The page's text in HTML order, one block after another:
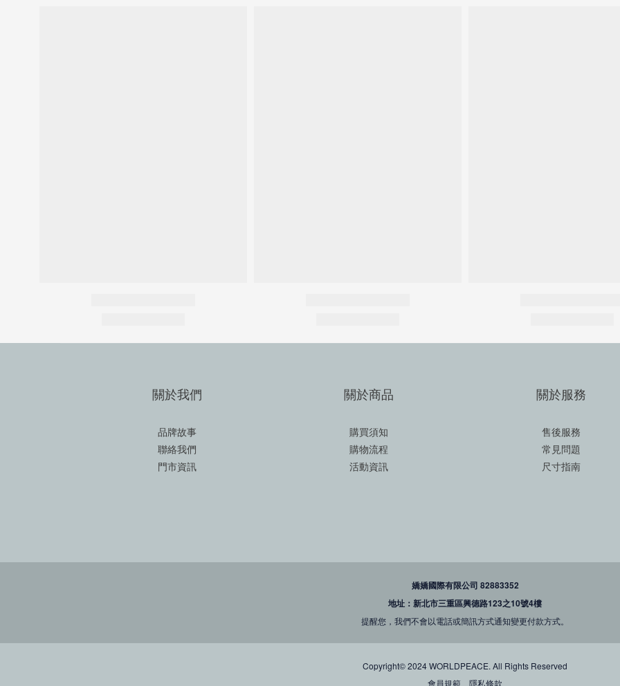
關於我們
品牌故事
聯絡我們
門市資訊
關於商品
購買須知
購物流程
活動資訊
關於服務
售後服務
常見問題
尺寸指南
嬌嬌國際有限公司 82883352
地址：新北市三重區興德路123之10號4樓
提醒您，我們不會以電話或簡訊方式通知變更付款方式。
Copyright© 2024 WORLDPEACE. All Rights Reserved
會員規範
隱私條款